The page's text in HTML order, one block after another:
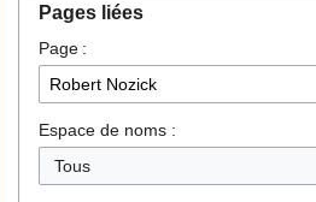
navigation
recherche
Pages liées
Page :
Espace de noms :
Tous